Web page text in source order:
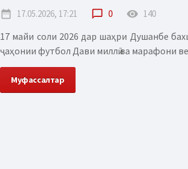
date_range 17.05.2026, 17:21 chat_bubble_outline 0 remove_red_eye 140
17 майи соли 2026 дар шаҳри Душанбе
ҷаҳонии футбол Дави миллӣ ва марафони
Муфассалтар